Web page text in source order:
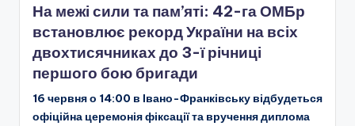
На межі сили та пам’яті: 42-га ОМБр
встановлює рекорд України на всіх
двохтисячниках до 3-ї річниці
першого бою бригади
16 червня о 14:00 в Івано-Франківську відбудеться
офіційна церемонія фіксації та вручення диплома